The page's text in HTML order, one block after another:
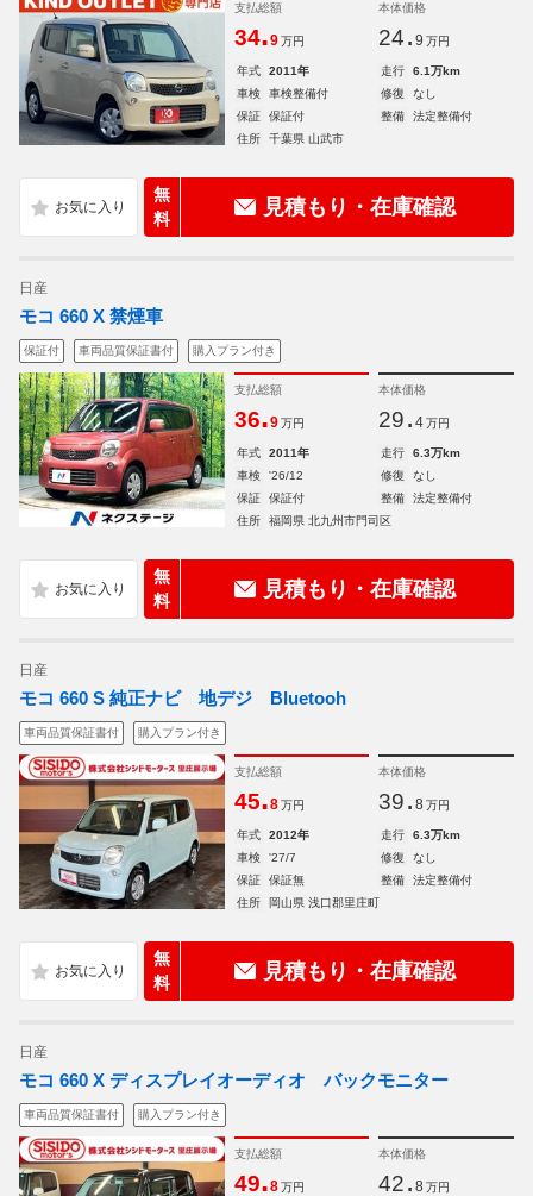
支払総額
34.9 万円
本体価格
24. 9 万円
年式 2011年 走行
6.1万km
車検
車検整備付 修復
なし
保証
保証付 整備
法定整備付
住所
千葉県 山武市
無
料
見積もり・在庫確認
日産
モコ 660 X 禁煙車
保証付 車両品質保証書付 購入プラン付き
支払総額
36.9 万円
本体価格
29. 4 万円
年式 2011年 走行
6.3万km
車検
'26/12 修復
なし
保証
保証付 整備
法定整備付
住所
福岡県 北九州市門司区
無
料
見積もり・在庫確認
日産
モコ 660 S 純正ナビ 地デジ Bluetooh
車両品質保証書付 購入プラン付き
支払総額
45.8 万円
本体価格
39. 8 万円
年式 2012年 走行
6.3万km
車検
'27/7 修復
なし
保証
保証無 整備
法定整備付
住所
岡山県 浅口郡里庄町
無
料
見積もり・在庫確認
日産
モコ 660 X ディスプレイオーディオ バックモニター
車両品質保証書付 購入プラン付き
支払総額
49.8 万円
本体価格
42. 8 万円